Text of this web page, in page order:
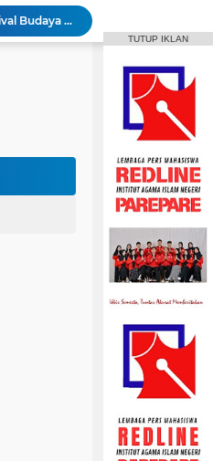
HPMM Korwil Parepare Rayakan Milad 2 Dekade Lewat Festival Budaya Massenrempulu
Roswati Pimpin Prodi HPI, Siap Lanjutkan Pengembangan Menuju Internasionalisasi
Mahasiswa IAIN Parepare Raih Dua Medali Perak Cabang Tenis Meja di POROS INTIM IV
TUTUP IKLAN